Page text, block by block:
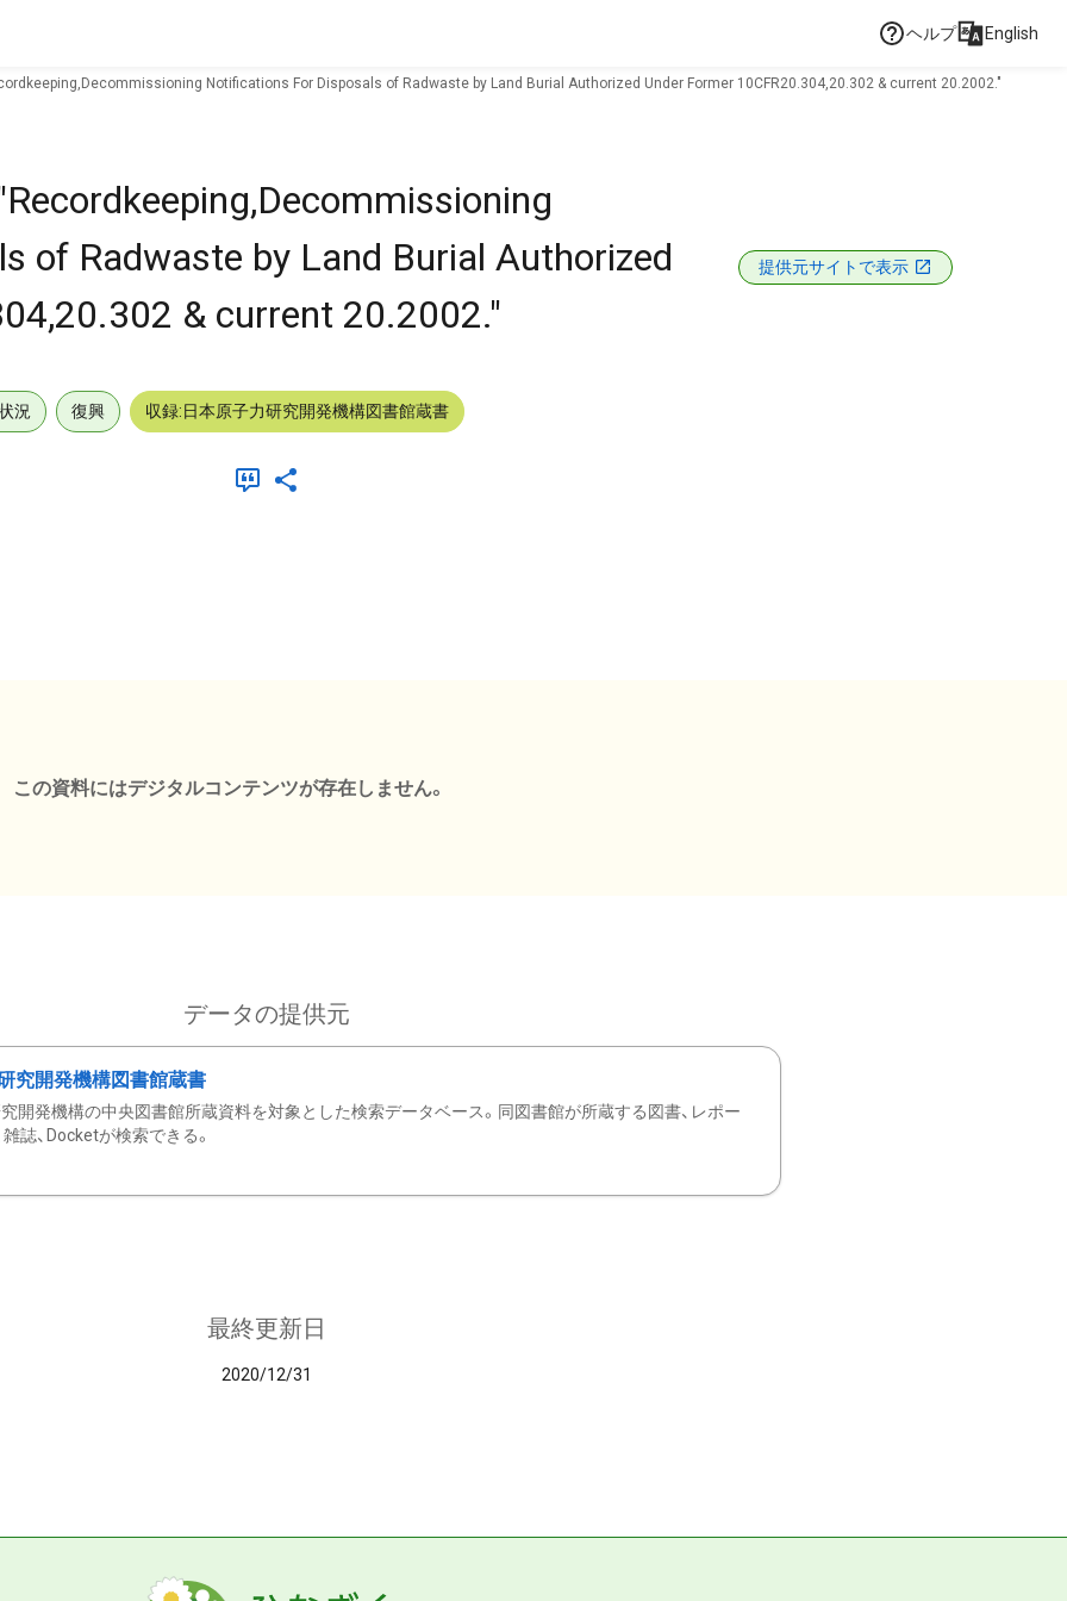
ヘルプ English
Notifications For Disposals of Radwaste by Land Burial Authorized Under Former 10CFR20.304,20.302 & current 20.2002."
of Radwaste by Land Burial Authorized
& current 20.2002."
提供元サイトで表示
況 復興 収録:日本原子力研究開発機構図書館蔵書
この資料にはデジタルコンテンツが存在しません。
データの提供元
究開発機構図書館蔵書
開発機構の中央図書館所蔵資料を対象とした検索データベース。同図書館が所蔵する図書、レポー
雑誌、Docketが検索できる。
最終更新日
2020/12/31